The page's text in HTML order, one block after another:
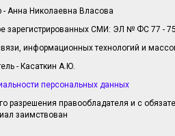
- Анна Николаевна Власова
зарегистрированных СМИ: ЭЛ № ФС 77 -
информационных технологий и
- Касаткин А.Ю.
персональных данных
правообладателя и с
заимствован